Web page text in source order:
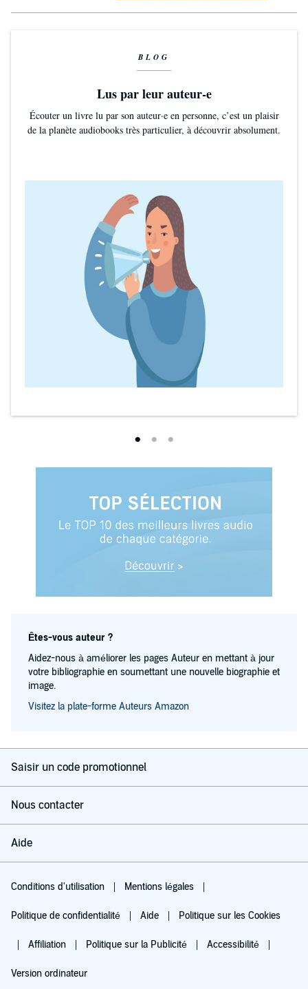
BLOG
Lus par leur auteur-e
Écouter un livre lu par son auteur·e en personne, c’est un plaisir
de la planète audiobooks très particulier, à découvrir absolument.
Êtes-vous auteur ?
Aidez-nous à améliorer les pages Auteur en mettant à jour
votre bibliographie en soumettant une nouvelle biographie et
image.
Visitez la plate-forme Auteurs Amazon
Saisir un code promotionnel
Nous contacter
Aide
Conditions d'utilisation Mentions légales
Politique de confidentialité Aide Politique sur les Cookies
Affiliation Politique sur la Publicité Accessibilité
Version ordinateur